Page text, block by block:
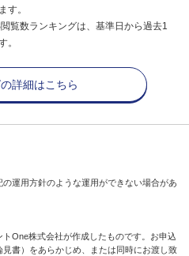
す。
覧数ランキングは、基準日から過去1
。
詳細はこちら
運用方針のような運用ができない場合があ
One株式会社が作成したものです。お申込
書）をあらかじめ、または同時にお渡し致